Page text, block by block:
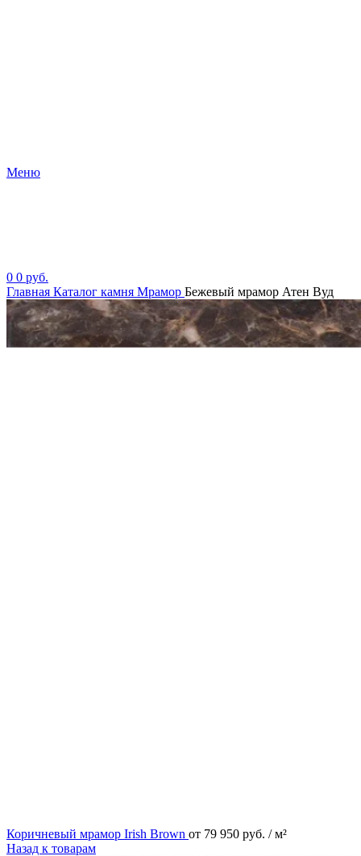
Меню
0 0 руб.
Главная Каталог камня Мрамор Бежевый мрамор Атен Вуд
Коричневый мрамор Irish Brown от 79 950 руб. / м²
Назад к товарам